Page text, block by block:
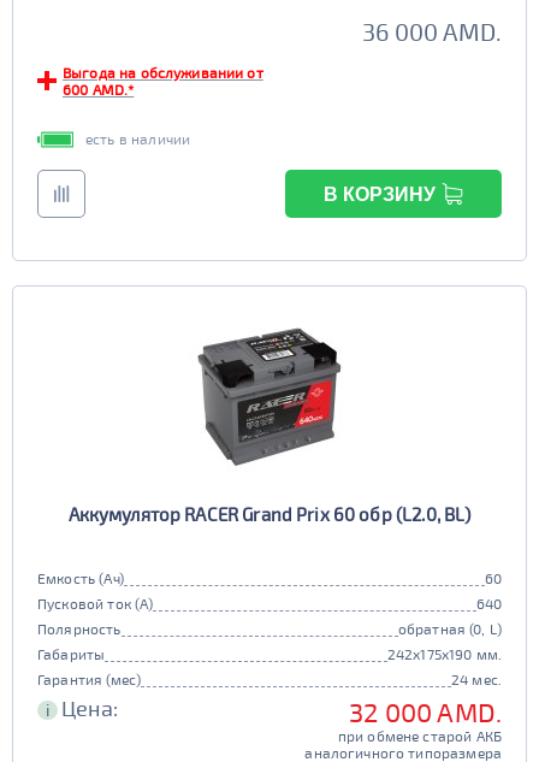
36 000 AMD.
Выгода на обслуживании от
600 AMD.*
есть в наличии
В КОРЗИНУ
Аккумулятор RACER Grand Prix 60 обр (L2.0, BL)
Емкость (Ач)
60
Пусковой ток (А)
640
Полярность
обратная (0, L)
Габариты
242x175x190 мм.
Гарантия (мес)
24 мес.
i Цена: 32 000 AMD.
при обмене старой АКБ
аналогичного типоразмера